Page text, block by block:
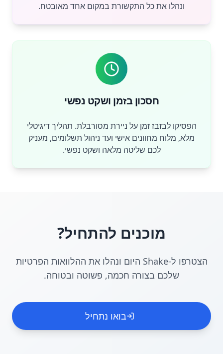
ונהלו את כל התקשורת במקום אחד מאובטח.
חסכון בזמן ושקט נפשי
הפסיקו לבזבז זמן על ניירת מסורבלת. תהליך דיגיטלי
מלא, מלוח מחוונים אישי ועד ניהול תשלומים, מעניק
לכם שליטה מלאה ושקט נפשי.
מוכנים להתחיל?
הצטרפו ל-Shake היום ונהלו את ההלוואות הפרטיות
שלכם בצורה חכמה, פשוטה ובטוחה.
בואו נתחיל